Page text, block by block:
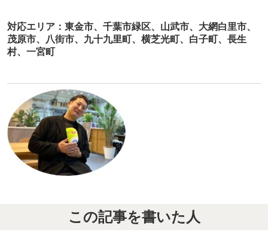
対応エリア：東金市、千葉市緑区、山武市、大網白里市、
茂原市、八街市、九十九里町、横芝光町、白子町、長生
村、一宮町
この記事を書いた人